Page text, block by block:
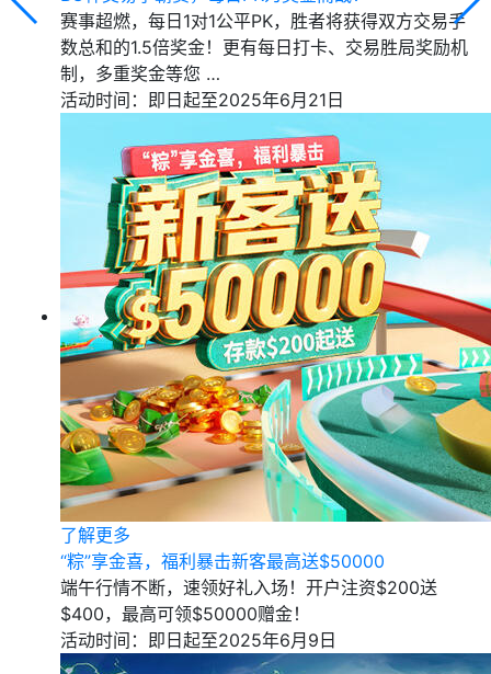
赛事超燃，每日1对1公平PK，胜者将获得双方交易手
数总和的1.5倍奖金！更有每日打卡、交易胜局奖励机
制，多重奖金等您 …
活动时间：即日起至2025年6月21日
了解更多
“粽”享金喜，福利暴击新客最高送$50000
端午行情不断，速领好礼入场！开户注资$200送
$400，最高可领$50000赠金！
活动时间：即日起至2025年6月9日